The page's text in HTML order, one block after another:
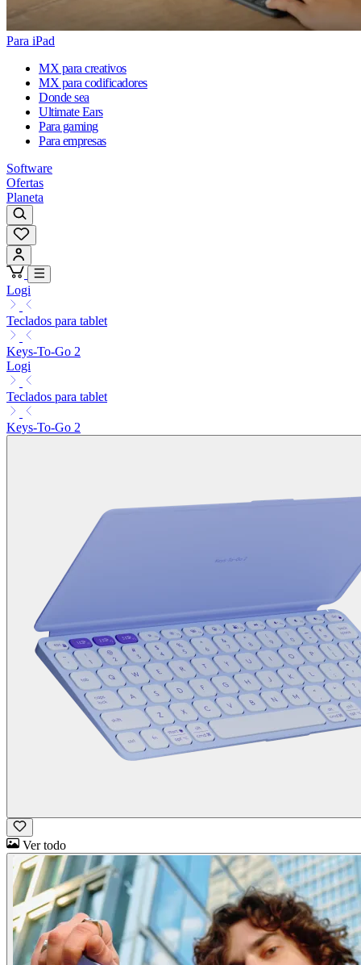
Para iPad
MX para creativos
MX para codificadores
Donde sea
Ultimate Ears
Para gaming
Para empresas
Software
Ofertas
Planeta
Logi
Teclados para tablet
Keys-To-Go 2
Logi
Teclados para tablet
Keys-To-Go 2
Ver todo